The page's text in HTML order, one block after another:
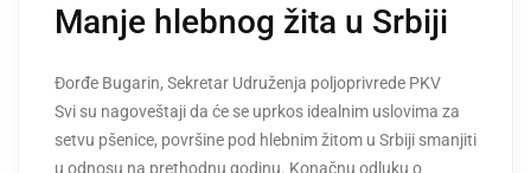
Manje hlebnog žita u Srbiji
Đorđe Bugarin, Sekretar Udruženja poljoprivrede PKV
Svi su nagoveštaji da će se uprkos idealnim uslovima za
setvu pšenice, površine pod hlebnim žitom u Srbiji smanjiti
u odnosu na prethodnu godinu. Konačnu odluku o